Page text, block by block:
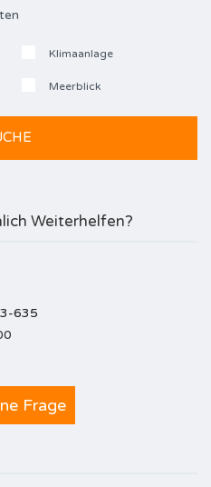
Klimaanlage
Meerblick
Weiterhelfen?
635
Frage